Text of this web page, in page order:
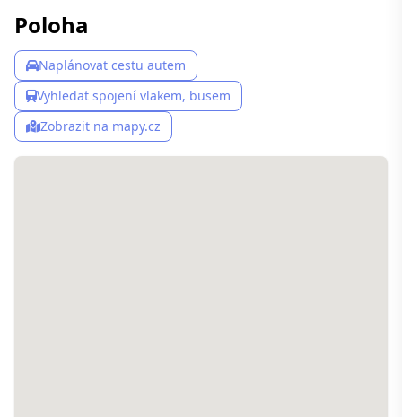
Poloha
Naplánovat cestu autem
Vyhledat spojení vlakem, busem
Zobrazit na mapy.cz